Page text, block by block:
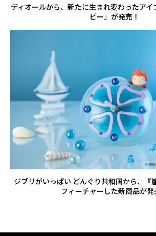
ディオールから、新たに生まれ変わったアイ
ビー」が発売！
ジブリがいっぱい どんぐり共和国から、『
フィーチャーした新商品が発